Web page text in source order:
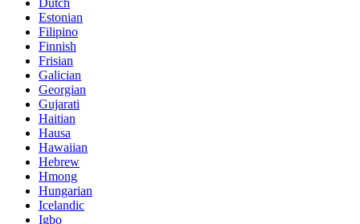
Dutch
Estonian
Filipino
Finnish
Frisian
Galician
Georgian
Gujarati
Haitian
Hausa
Hawaiian
Hebrew
Hmong
Hungarian
Icelandic
Igbo